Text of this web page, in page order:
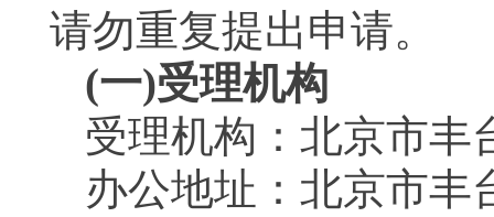
请勿重复提出申请。
(一)受理机构
受理机构：北京市
办公地址：北京市